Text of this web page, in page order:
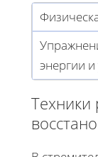
энергии
Техники